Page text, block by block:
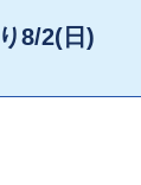
8/2(日)